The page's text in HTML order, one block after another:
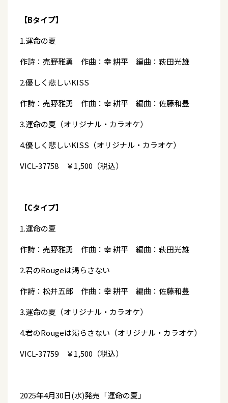
【Bタイプ】
1.運命の夏
作詩：売野雅勇 作曲：幸 耕平 編曲：萩田光雄
2.優しく悲しいKISS
作詩：売野雅勇 作曲：幸 耕平 編曲：佐藤和豊
3.運命の夏（オリジナル・カラオケ）
4.優しく悲しいKISS（オリジナル・カラオケ）
VICL-37758 ￥1,500（税込）
【Cタイプ】
1.運命の夏
作詩：売野雅勇 作曲：幸 耕平 編曲：萩田光雄
2.君のRougeは渇らさない
作詩：松井五郎 作曲：幸 耕平 編曲：佐藤和豊
3.運命の夏（オリジナル・カラオケ）
4.君のRougeは渇らさない（オリジナル・カラオケ）
VICL-37759 ￥1,500（税込）
2025年4月30日(水)発売「運命の夏」